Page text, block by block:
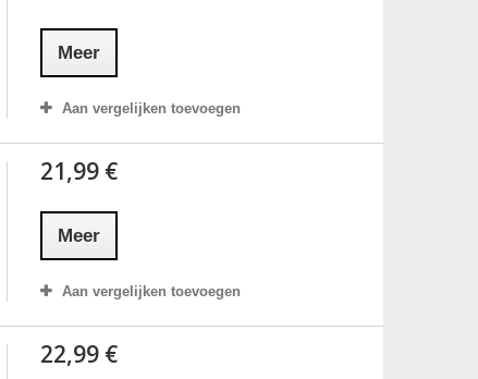
Meer
Aan vergelijken toevoegen
21,99 €
Meer
Aan vergelijken toevoegen
22,99 €